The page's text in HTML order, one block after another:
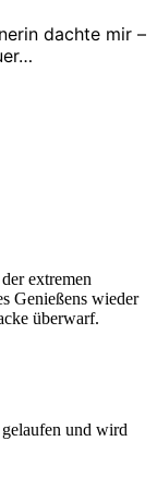
dachte mir –
extremen
Genießens wieder
überwarf.
und wird